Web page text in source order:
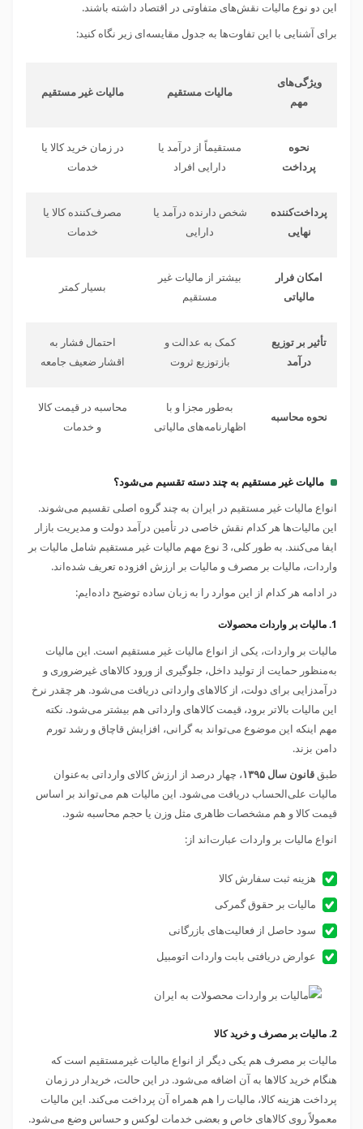
این دو نوع مالیات نقش‌های متفاوتی در اقتصاد داشته باشند.
برای آشنایی با این تفاوت‌ها به جدول مقایسه‌ای زیر نگاه کنید:
ویژگی‌های
مهم
مالیات مستقیم مالیات غیر مستقیم
نحوه
پرداخت
مستقیماً از درآمد یا
دارایی افراد
در زمان خرید کالا یا
خدمات
پرداخت‌کننده
نهایی
شخص دارنده درآمد یا
دارایی
مصرف‌کننده کالا یا
خدمات
امکان فرار
مالیاتی
بیشتر از مالیات غیر
مستقیم
بسیار کمتر
تأثیر بر توزیع
درآمد
کمک به عدالت و
بازتوزیع ثروت
احتمال فشار به
اقشار ضعیف جامعه
نحوه محاسبه
به‌طور مجزا و با
اظهارنامه‌های مالیاتی
محاسبه در قیمت کالا
و خدمات
مالیات غیر مستقیم به چند دسته تقسیم می‌شود؟
انواع مالیات غیر مستقیم در ایران به چند گروه اصلی تقسیم می‌شوند.
این مالیات‌ها هر کدام نقش خاصی در تأمین درآمد دولت و مدیریت بازار
ایفا می‌کنند. به طور کلی، 3 نوع مهم مالیات غیر مستقیم شامل مالیات بر
واردات، مالیات بر مصرف و مالیات بر ارزش افزوده تعریف شده‌اند.
در ادامه هر کدام از این موارد را به زبان ساده توضیح داده‌ایم:
1. مالیات بر واردات محصولات
مالیات بر واردات، یکی از انواع مالیات غیر مستقیم است. این مالیات
به‌منظور حمایت از تولید داخل، جلوگیری از ورود کالاهای غیرضروری و
درآمدزایی برای دولت، از کالاهای وارداتی دریافت می‌شود. هر چقدر نرخ
این مالیات بالاتر برود، قیمت کالاهای وارداتی هم بیشتر می‌شود. نکته
مهم اینکه این موضوع می‌تواند به گرانی، افزایش قاچاق و رشد تورم
دامن بزند.
طبققانون سال ۱۳۹۵
، چهار درصد از ارزش کالای وارداتی به‌عنوان
مالیات علی‌الحساب دریافت می‌شود. این مالیات هم می‌تواند بر اساس
قیمت کالا و هم مشخصات ظاهری مثل وزن یا حجم محاسبه شود.
انواع مالیات بر واردات عبارت‌اند از:
هزینه ثبت سفارش کالا
مالیات بر حقوق گمرکی
سود حاصل از فعالیت‌های بازرگانی
عوارض دریافتی بابت واردات اتومبیل
2. مالیات بر مصرف و خرید کالا
مالیات بر مصرف هم یکی دیگر از انواع مالیات غیرمستقیم است که
هنگام خرید کالاها به آن اضافه می‌شود. در این حالت، خریدار در زمان
پرداخت هزینه کالا، مالیات را هم همراه آن پرداخت می‌کند. این مالیات
معمولاً روی کالاهای خاص و بعضی خدمات لوکس و حساس وضع می‌شود.